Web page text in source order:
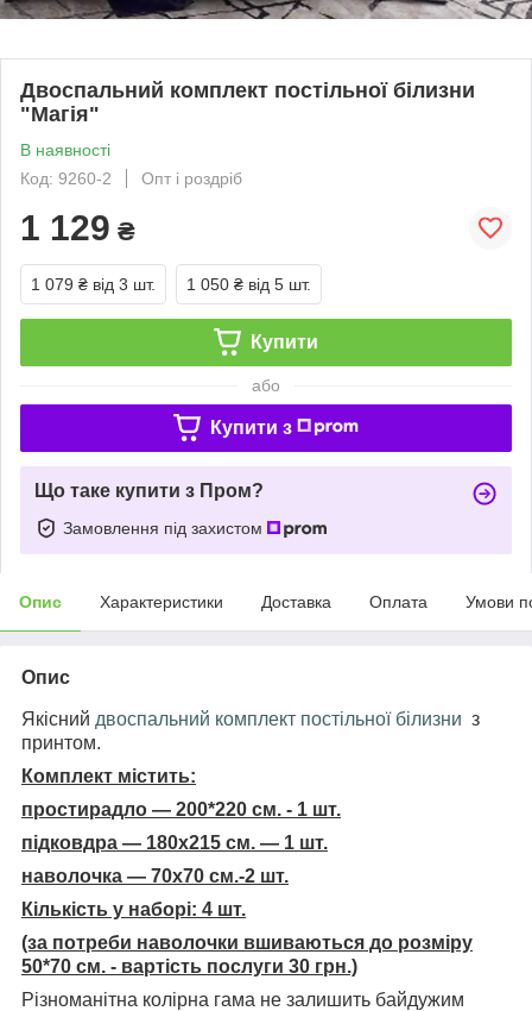
Двоспальний комплект постільної білизни
"Магія"
В наявності
Код: 9260-2
Опт і роздріб
1 129 ₴
1 079 ₴ від 3 шт. 1 050 ₴ від 5 шт.
Купити
або
Купити з
Що таке купити з Пром?
Замовлення під захистом
Опис Характеристики Доставка Оплата Умови
Опис
Якісний двоспальний комплект постільної білизни з
принтом.
Комплект містить:
простирадло — 200*220 см. - 1 шт.
підковдра — 180х215 см. — 1 шт.
наволочка — 70х70 см.-2 шт.
Кількість у наборі: 4 шт.
(за потреби наволочки вшиваються до розміру
50*70 см. - вартість послуги 30 грн.)
Різноманітна колірна гама не залишить байдужим